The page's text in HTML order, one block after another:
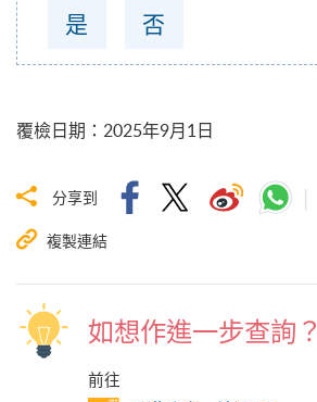
是
否
覆檢日期 ： 2025年9月1日
分享到
複製連結
如想作進一步查詢？
前往